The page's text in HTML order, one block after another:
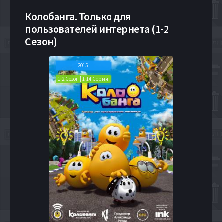
Колобанга. Только для
пользователей интернета (1-2
Сезон)
2015
1-2 Сезон | 1-14 Серия